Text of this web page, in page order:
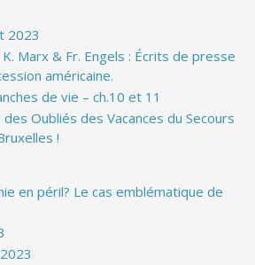
2023
Marx & Fr. Engels : Écrits de presse
américaine.
de vie – ch.10 et 11
Oubliés des Vacances du Secours
!
en péril? Le cas emblématique de